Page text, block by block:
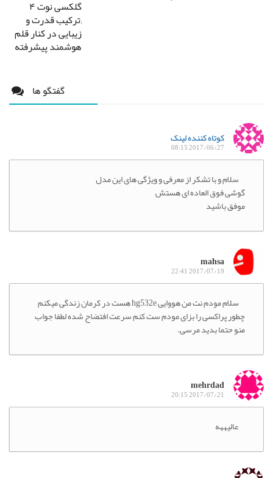
گلکسی نوت ۴
;ترکیب قدرت و
زیبایی در کنار قلم
هوشمند پیشرفته
گفتگو ها
کوتاه کننده لینک
2017/06/27 08:15
سلام و با تشکر از معرفی و ویژگی های این مدل
گوشی فوق العاده ای هستش
موفق باشید
mahsa
2017/07/19 22:41
سلام مودم نت من هووایی hg532e هست در کرمان زندگی میکنم
چطور پراکسی را بزای مودم ست کنم سرعت افتضاح شده لطفا جواب
منو حتما بدید مرسی.
mehrdad
2017/07/21 20:15
عالیههه